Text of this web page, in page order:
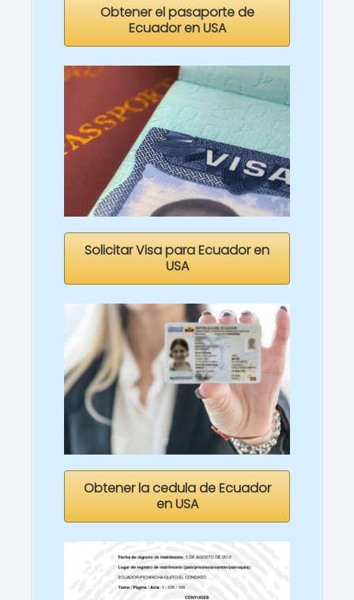
Obtener el pasaporte de
Ecuador en USA
Solicitar Visa para Ecuador en
USA
Obtener la cedula de Ecuador
en USA